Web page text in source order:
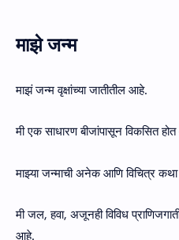
माझे जन्म
माझं जन्म वृक्षांच्या जातीतील आहे.
मी एक साधारण बीजांपासून विकसित
माझ्या जन्माची अनेक आणि विचित्र
मी जल, हवा, अजूनही विविध
आहे.